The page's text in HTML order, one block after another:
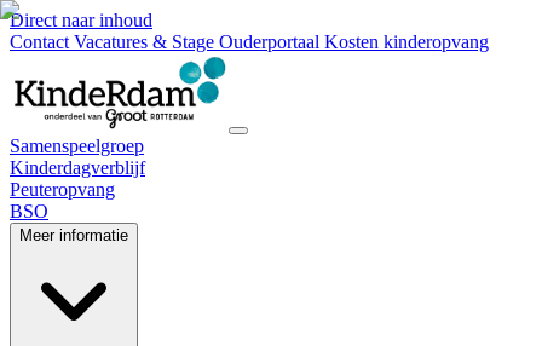
Direct naar inhoud
Contact Vacatures & Stage Ouderportaal Kosten kinderopvang
Samenspeelgroep
Kinderdagverblijf
Peuteropvang
BSO
Meer informatie